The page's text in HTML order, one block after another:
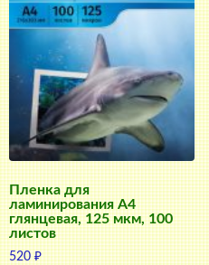
Пленка для
ламинирования А4
глянцевая, 125 мкм, 100
листов
520₽